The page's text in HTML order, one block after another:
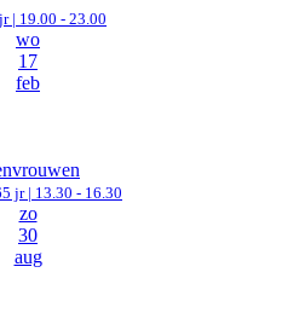
| 19.00 - 23.00
wo
17
feb
jr | 13.30 - 16.30
zo
30
aug